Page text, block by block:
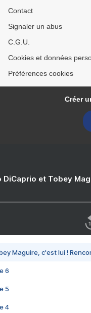
Contact
Signaler un abus
C.G.U.
Cookies et données
Préférences cookies
Créer
DiCaprio et Tobey
Maguire, c'est lui !
6
5
4